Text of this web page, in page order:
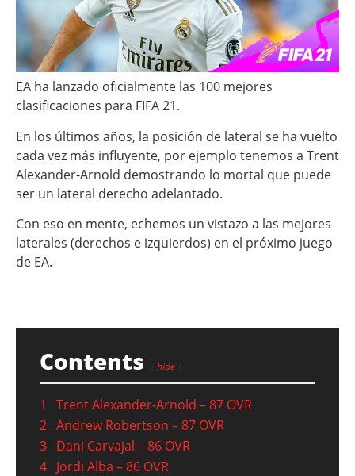
EA ha lanzado oficialmente las 100 mejores
clasificaciones para FIFA 21.
En los últimos años, la posición de lateral se ha vuelto
cada vez más influyente, por ejemplo tenemos a Trent
Alexander-Arnold demostrando lo mortal que puede
ser un lateral derecho adelantado.
Con eso en mente, echemos un vistazo a las mejores
laterales (derechos e izquierdos) en el próximo juego
de EA.
Contents hide
1
Trent Alexander-Arnold – 87 OVR
2 Andrew Robertson – 87 OVR
3 Dani Carvajal – 86 OVR
4 Jordi Alba – 86 OVR